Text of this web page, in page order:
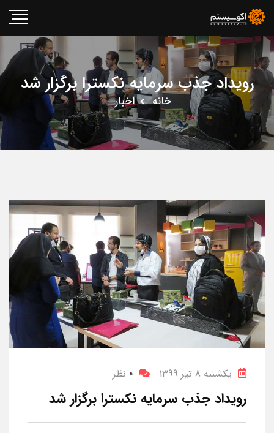
رویداد جذب سرمایه نکسترا برگزار شد
خانه اخبار
یکشنبه 8 تیر 1399 0 نظر
رویداد جذب سرمایه نکسترا برگزار شد